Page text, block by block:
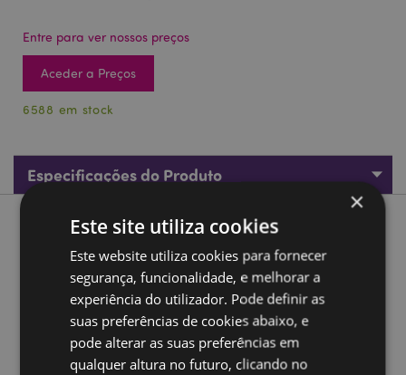
Entre para ver nossos preços
Aceder a Preços
6588 em stock
Especificações do Produto
Descrição do Produto
Caneta com tinta arco-íris Unicórnio
Material:Plástico (ABS) e acrílico
Cor da tinta:Cada caneta tem 5 cores de tinta: azul,
verde, rosa, laranja e roxo. Quando a primeira cor se
esgota, começa a cor seguinte.
×
Este site utiliza cookies
Este website utiliza cookies para fornecer
segurança, funcionalidade, e melhorar a
experiência do utilizador. Pode definir as
suas preferências de cookies abaixo, e
pode alterar as suas preferências em
qualquer altura no futuro, clicando no